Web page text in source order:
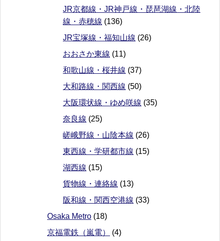
JR京都線・JR神戸線・琵琶湖線・北陸
線・赤穂線 (136)
JR宝塚線・福知山線 (26)
おおさか東線 (11)
和歌山線・桜井線 (37)
大和路線・関西線 (50)
大阪環状線・ゆめ咲線 (35)
奈良線 (25)
嵯峨野線・山陰本線 (26)
東西線・学研都市線 (15)
湖西線 (15)
貨物線・連絡線 (13)
阪和線・関西空港線 (33)
Osaka Metro (18)
京福電鉄（嵐電）
(4)